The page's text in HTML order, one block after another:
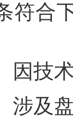
符合
因技
涉及